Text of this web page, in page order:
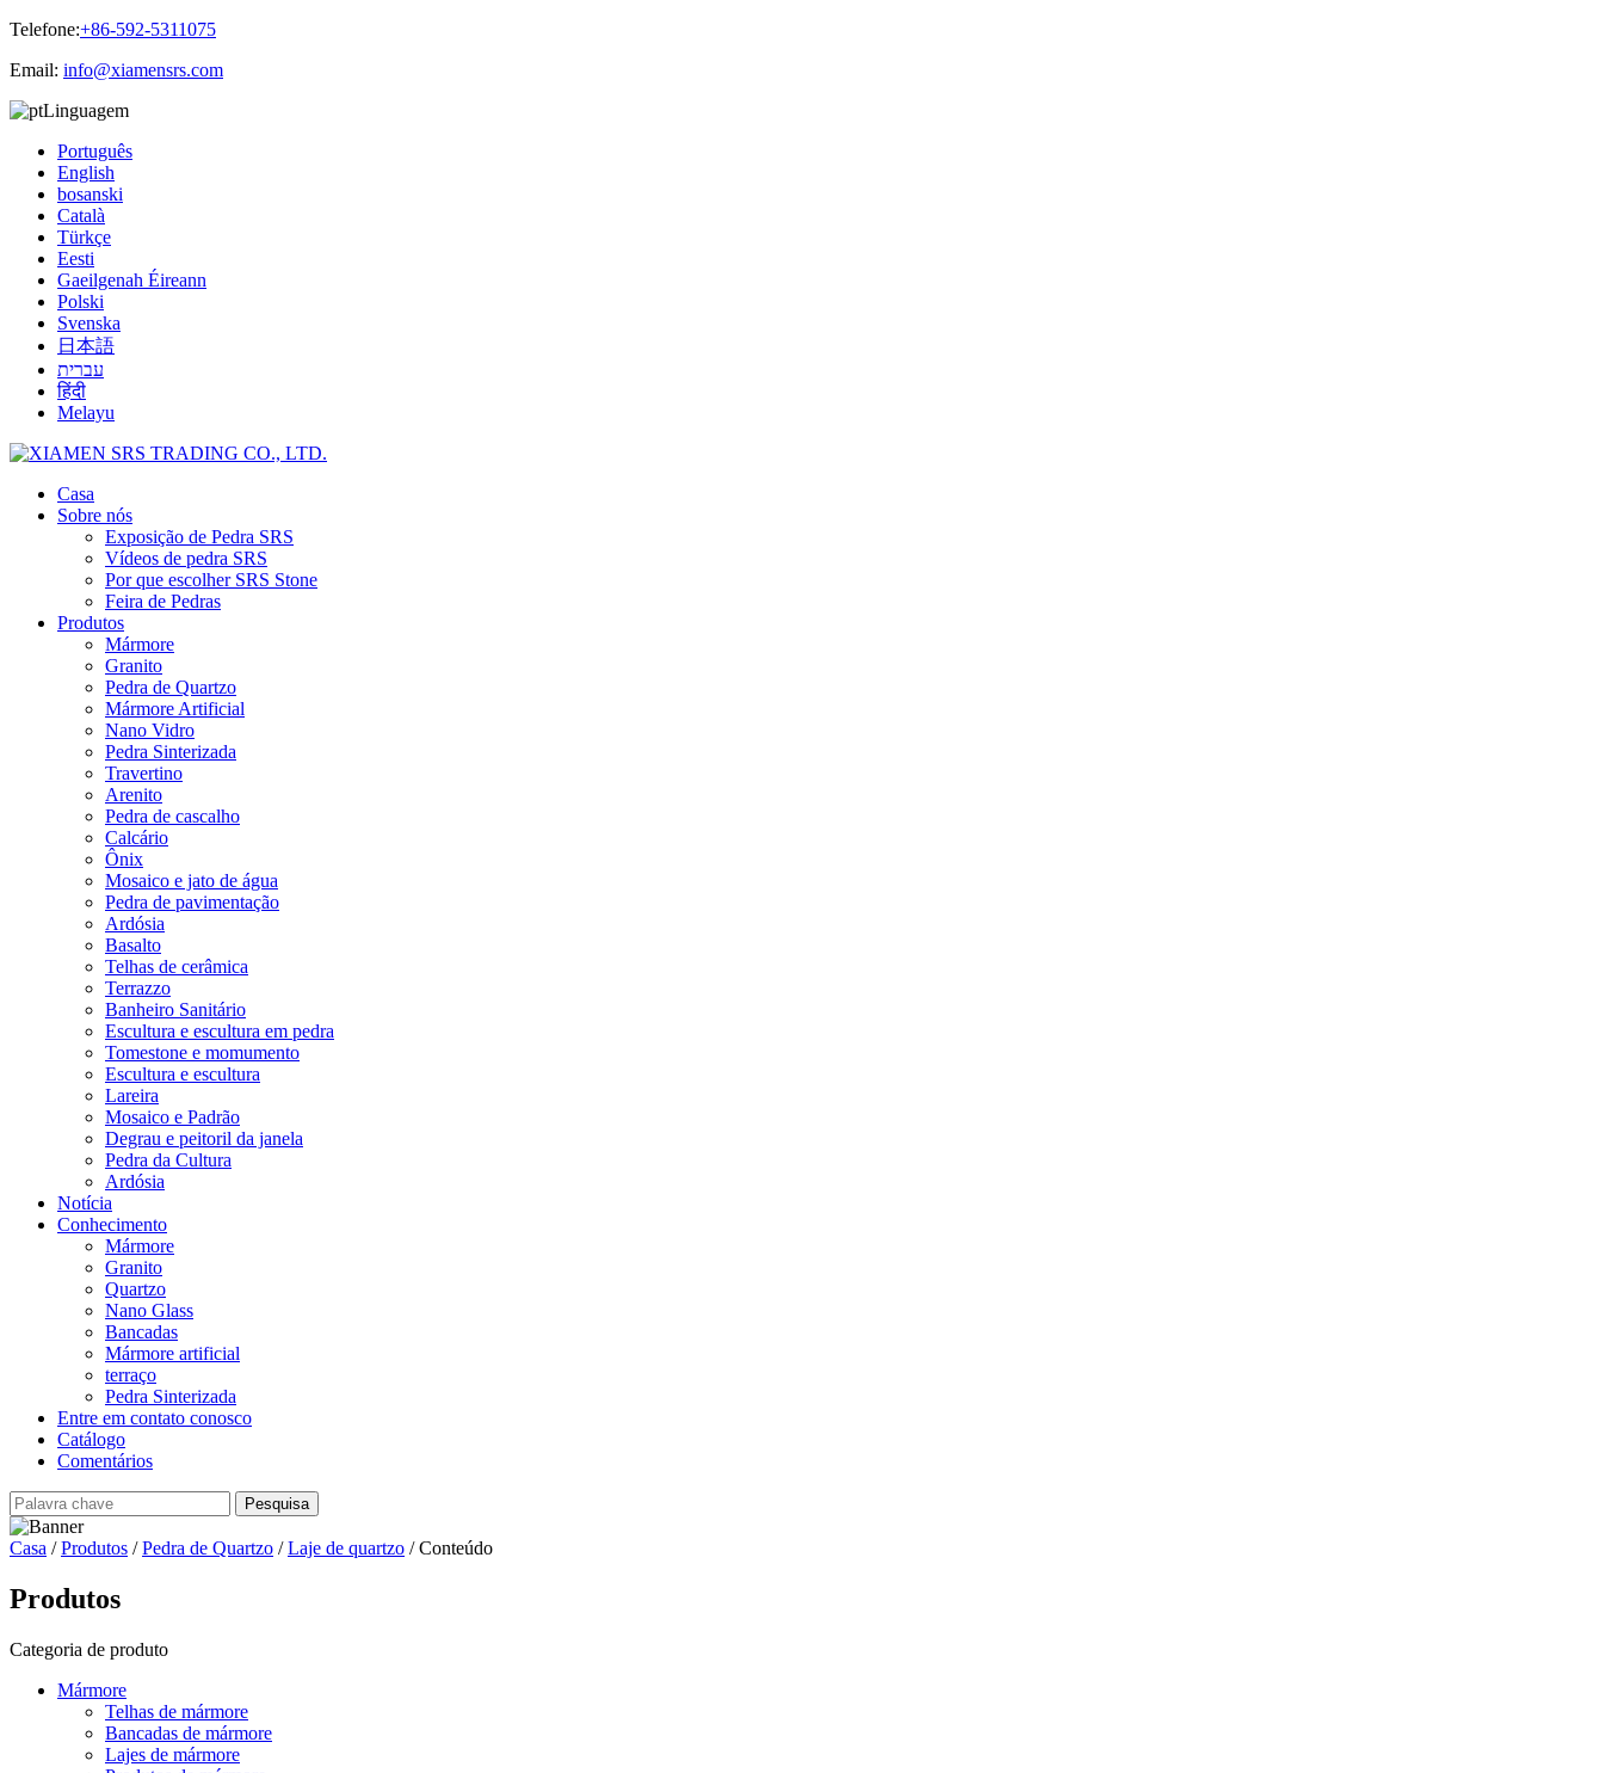
Telefone:+86-592-5311075
Email: info@xiamensrs.com
Linguagem
Português
English
bosanski
Català
Türkçe
Eesti
Gaeilgenah Éireann
Polski
Svenska
日本語
עברית
हिंदी
Melayu
Casa
Sobre nós
Exposição de Pedra SRS
Vídeos de pedra SRS
Por que escolher SRS Stone
Feira de Pedras
Produtos
Mármore
Granito
Pedra de Quartzo
Mármore Artificial
Nano Vidro
Pedra Sinterizada
Travertino
Arenito
Pedra de cascalho
Calcário
Ônix
Mosaico e jato de água
Pedra de pavimentação
Ardósia
Basalto
Telhas de cerâmica
Terrazzo
Banheiro Sanitário
Escultura e escultura em pedra
Tomestone e momumento
Escultura e escultura
Lareira
Mosaico e Padrão
Degrau e peitoril da janela
Pedra da Cultura
Ardósia
Notícia
Conhecimento
Mármore
Granito
Quartzo
Nano Glass
Bancadas
Mármore artificial
terraço
Pedra Sinterizada
Entre em contato conosco
Catálogo
Comentários
Casa /Produtos /Pedra de Quartzo /Laje de quartzo / Conteúdo
Produtos
Categoria de produto
Mármore
Telhas de mármore
Bancadas de mármore
Lajes de mármore